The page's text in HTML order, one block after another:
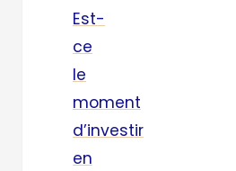
Est-
ce
le
moment
d’investir
en